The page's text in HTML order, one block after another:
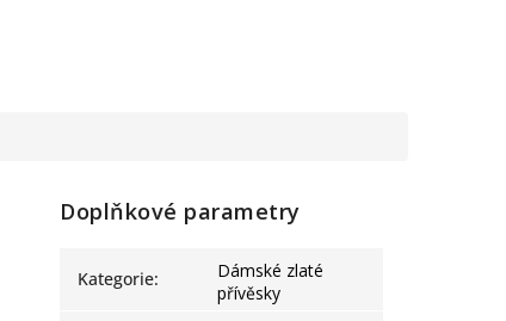
Doplňkové parametry
Kategorie:
Dámské zlaté
přívěsky